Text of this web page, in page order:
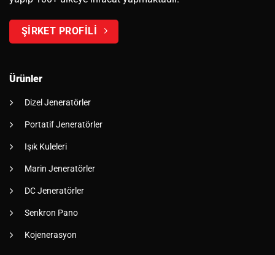
ŞİRKET PROFİLİ
Ürünler
Dizel Jeneratörler
Portatif Jeneratörler
Işık Kuleleri
Marin Jeneratörler
DC Jeneratörler
Senkron Pano
Kojenerasyon